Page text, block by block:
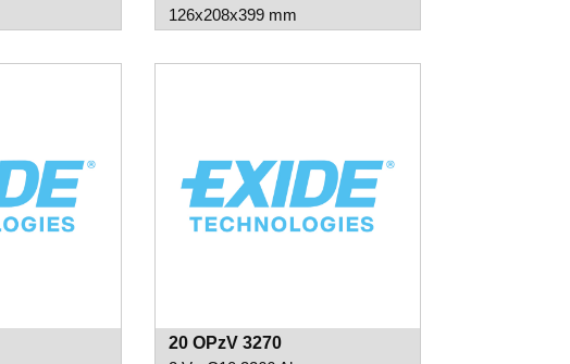
126x208x399 mm
20 OPzV 3270